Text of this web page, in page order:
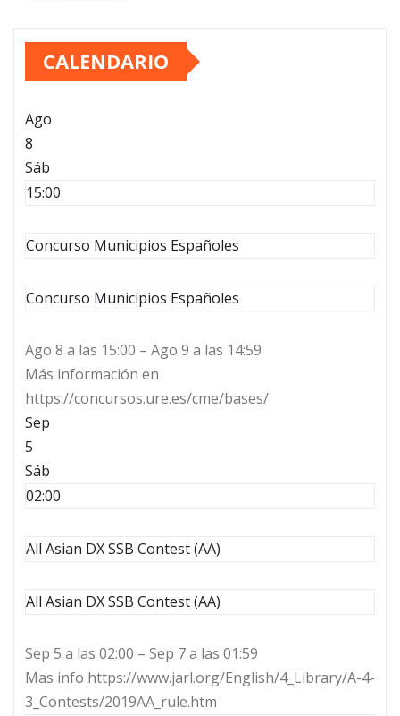
CALENDARIO
Ago
8
Sáb
15:00
Concurso Municipios Españoles
Concurso Municipios Españoles
Ago 8 a las 15:00 – Ago 9 a las 14:59
Más información en
https://concursos.ure.es/cme/bases/
Sep
5
Sáb
02:00
All Asian DX SSB Contest (AA)
All Asian DX SSB Contest (AA)
Sep 5 a las 02:00 – Sep 7 a las 01:59
Mas info https://www.jarl.org/English/4_Library/A-4-
3_Contests/2019AA_rule.htm